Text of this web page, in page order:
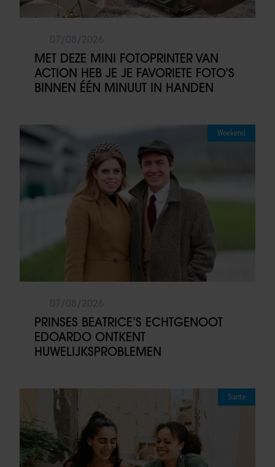
MET DEZE MINI FOTOPRINTER VAN
ACTION HEB JE JE FAVORIETE FOTO’S
BINNEN ÉÉN MINUUT IN HANDEN
Weekend
PRINSES BEATRICE’S ECHTGENOOT
EDOARDO ONTKENT
HUWELIJKSPROBLEMEN
Sante